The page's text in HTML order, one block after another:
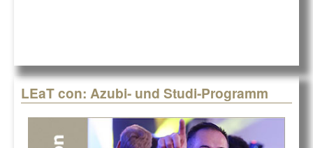
LEaT con: Azubi- und Studi-Programm